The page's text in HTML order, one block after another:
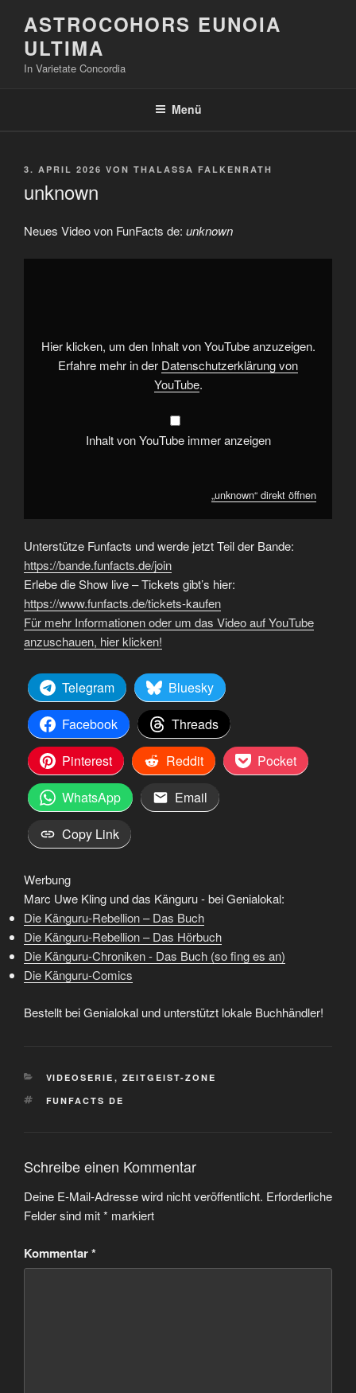
Inhalt
springen
ASTROCOHORS EUNOIA
ULTIMA
In Varietate Concordia
Menü
VERÖFFENTLICHT
3. APRIL 2026 VON THALASSA FALKENRATH
unknown
Neues Video von FunFacts de: unknown
„unknown“
Hier klicken, um den Inhalt von YouTube anzuzeigen.
Erfahre mehr in der Datenschutzerklärung von
YouTube.
Inhalt von YouTube immer anzeigen
„unknown“ direkt öffnen
Unterstütze Funfacts und werde jetzt Teil der Bande:
https://bande.funfacts.de/join
Erlebe die Show live – Tickets gibt’s hier:
https://www.funfacts.de/tickets-kaufen
Für mehr Informationen oder um das Video auf YouTube
anzuschauen, hier klicken!
Telegram
Bluesky
Facebook
Threads
Pinterest
Reddit
Pocket
WhatsApp
Email
Copy Link
Werbung
Marc Uwe Kling und das Känguru - bei Genialokal:
Die Känguru-Rebellion – Das Buch
Die Känguru-Rebellion – Das Hörbuch
Die Känguru-Chroniken - Das Buch (so fing es an)
Die Känguru-Comics
Bestellt bei Genialokal und unterstützt lokale Buchhändler!
KATEGORIEN
VIDEOSERIE , ZEITGEIST-ZONE
SCHLAGWÖRTER
FUNFACTS DE
Schreibe einen Kommentar
Deine E-Mail-Adresse wird nicht veröffentlicht. Erforderliche
Felder sind mit* markiert
Kommentar*